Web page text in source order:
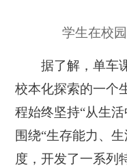
学生在校
据了解，单车课
校本化探索的一个
程始终坚持“从生
围绕“生存能力、
度，开发了一系列